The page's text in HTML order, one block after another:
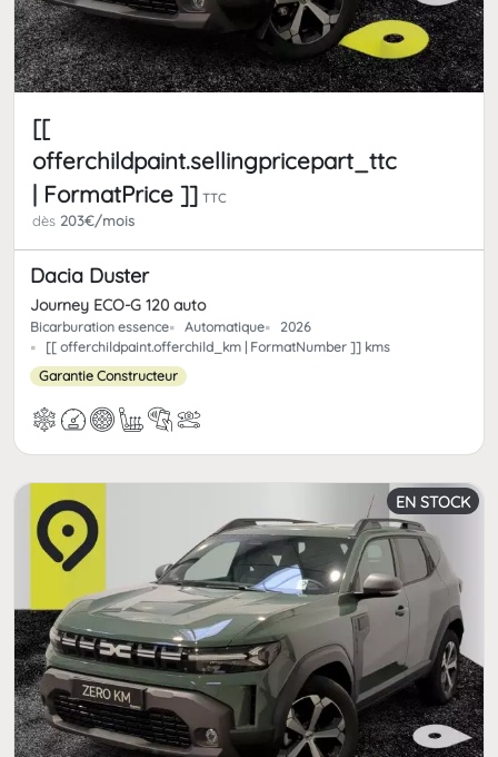
[[
offerchildpaint.sellingpricepart_ttc
| FormatPrice ]] TTC
dès 203€/mois
Dacia Duster
Journey ECO-G 120 auto
Bicarburation essence Automatique
2026
[[ offerchildpaint.offerchild_km | FormatNumber ]] kms
Garantie Constructeur
EN STOCK